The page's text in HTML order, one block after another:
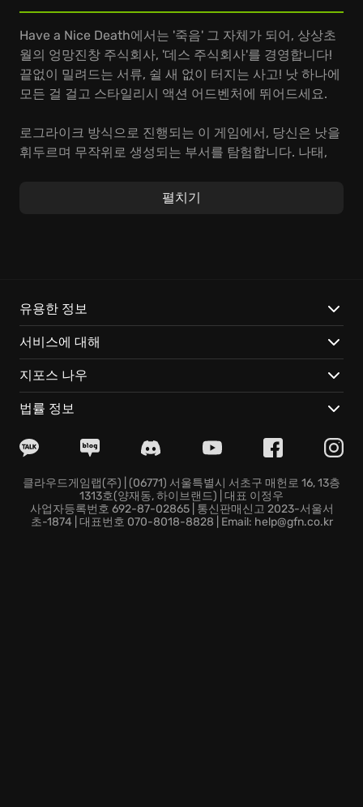
Have a Nice Death에서는 '죽음' 그 자체가 되어, 상상초
월의 엉망진창 주식회사, '데스 주식회사'를 경영합니다!
끝없이 밀려드는 서류, 쉴 새 없이 터지는 사고! 낫 하나에
모든 걸 걸고 스타일리시 액션 어드벤처에 뛰어드세요.
로그라이크 방식으로 진행되는 이 게임에서, 당신은 낫을
휘두르며 무작위로 생성되는 부서를 탐험합니다. 나태,
하고, 조직에 평화를 가져다주세요! 죽음을 맞이할 때마
야근 후, 해골 바가지에 샷 추가한 커피를 원샷하는 '죽
음'의 짠내 나는 모습은 웃음 버튼!
낫, 당신의 분신: 낫에 화염 마법을 부여해 화끈한 광역 공
격을 퍼붓거나, 낫날 자체를 거대 낫으로 변형시켜 보스
를 한방에 날려 버리는 짜릿함! 당신의 플레이 스타일에
맞춰 낫을 진화시키세요!
비주얼!
끝에서 '데스 주식회사'의 운명이 결정됩니다!
펼치기
유용한 정보
서비스에 대해
지포스 나우
법률 정보
클라우드게임랩(주) | (06771) 서울특별시 서초구 매헌로 16, 13층
1313호(양재동, 하이브랜드) | 대표 이정우
사업자등록번호 692-87-02865 | 통신판매신고 2023-서울서
초-1874 | 대표번호 070-8018-8828 | Email: help@gfn.co.kr